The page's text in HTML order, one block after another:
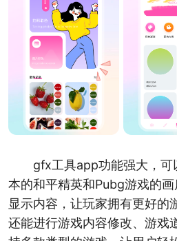
gfx工具app功能强大，可
本的和平精英和Pubg游戏的
显示内容，让玩家拥有更好的
还能进行游戏内容修改、游戏